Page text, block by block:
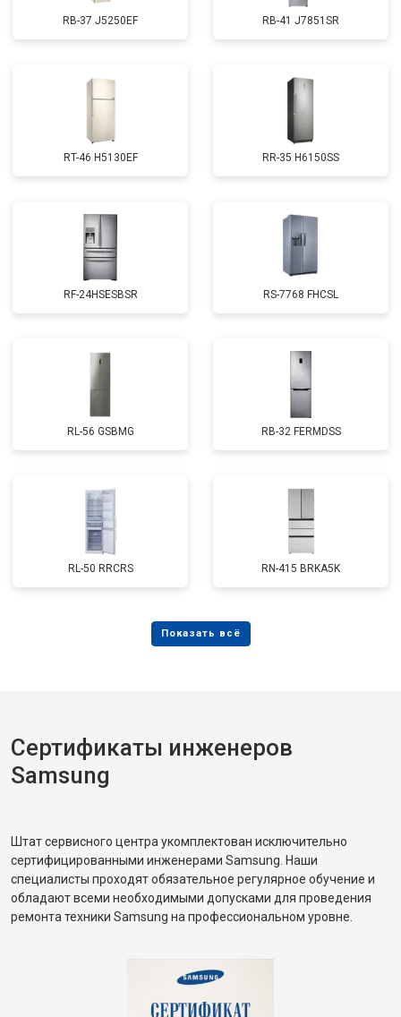
RB-37 J5250EF RB-41 J7851SR
RT-46 H5130EF RR-35 H6150SS
RF-24HSESBSR RS-7768 FHCSL
RL-56 GSBMG RB-32 FERMDSS
RL-50 RRCRS RN-415 BRKA5K
Сертификаты инженеров
Samsung
Штат сервисного центра укомплектован исключительно
сертифицированными инженерами Samsung. Наши
специалисты проходят обязательное регулярное обучение и
обладают всеми необходимыми допусками для проведения
ремонта техники Samsung на профессиональном уровне.